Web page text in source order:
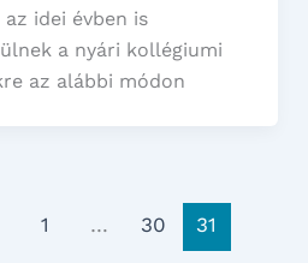
idei évben is
a nyári kollégiumi
az alábbi módon
1 … 30 31